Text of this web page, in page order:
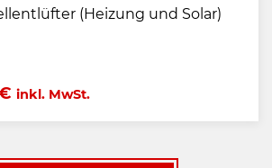
(Heizung und Solar)
inkl. MwSt.